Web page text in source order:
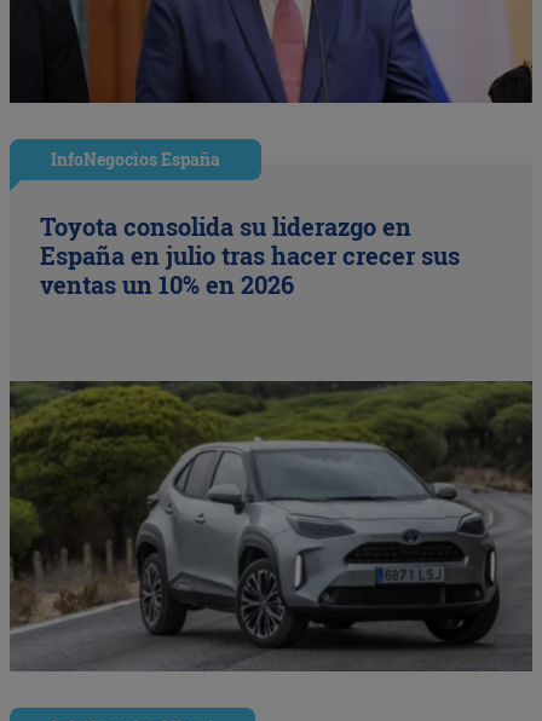
InfoNegocios España
Toyota consolida su liderazgo en
España en julio tras hacer crecer sus
ventas un 10% en 2026